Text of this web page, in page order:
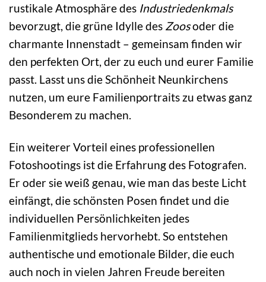
rustikale Atmosphäre des Industriedenkmals
bevorzugt, die grüne Idylle des Zoosoder die
charmante Innenstadt – gemeinsam finden wir
den perfekten Ort, der zu euch und eurer Familie
passt. Lasst uns die Schönheit Neunkirchens
nutzen, um eure Familienportraits zu etwas ganz
Besonderem zu machen.
Ein weiterer Vorteil eines professionellen
Fotoshootings ist die Erfahrung des Fotografen.
Er oder sie weiß genau, wie man das beste Licht
einfängt, die schönsten Posen findet und die
individuellen Persönlichkeiten jedes
Familienmitglieds hervorhebt. So entstehen
authentische und emotionale Bilder, die euch
auch noch in vielen Jahren Freude bereiten